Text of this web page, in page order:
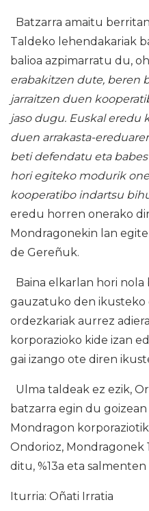
Batzarra amaitu
Taldeko lehendakariak
balioa azpimarratu du,
erabakitzen dute, beren
jarraitzen duen
jaso dugu. Euskal eredu
duen arrakasta-
beti defendatu eta
hori egiteko modurik
kooperatibo indartsu
eredu horren onerako
Mondragonekin lan
de Gereñuk.
Baina elkarlan hori
gauzatuko den ikusteko
ordezkariak aurrez
korporazioko kide izan
gai izango ote diren
Ulma taldeak ez ezik,
batzarra egin du goizean
Mondragon
Ondorioz, Mondragonek
ditu, %13a eta salmenten
Iturria: Oñati Irratia